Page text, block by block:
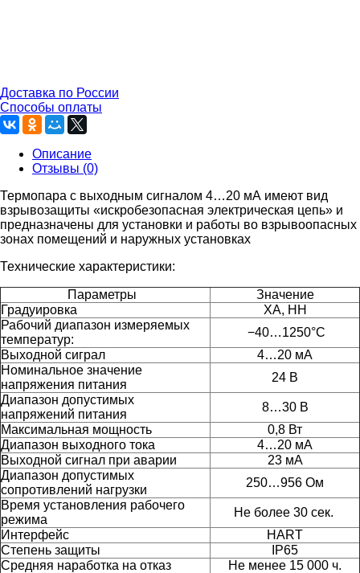
Доставка по России
Способы оплаты
Описание
Отзывы (0)
Термопара с выходным сигналом 4…20 мА имеют вид
взрывозащиты «искробезопасная электрическая цепь» и
предназначены для установки и работы во взрывоопасных
зонах помещений и наружных установках
Технические характеристики:
Параметры
Значение
Градуировка
ХА, НН
Рабочий диапазон измеряемых
температур:
−40…1250°C
Выходной сиграл
4…20 мА
Номинальное значение
напряжения питания
24 В
Диапазон допустимых
напряжений питания
8…30 В
Максимальная мощность
0,8 Вт
Диапазон выходного тока
4…20 мА
Выходной сигнал при аварии
23 мА
Диапазон допустимых
сопротивлений нагрузки
250…956 Ом
Время установления рабочего
режима
Не более 30 сек.
Интерфейс
HART
Степень защиты
IP65
Средняя наработка на отказ
Не менее 15 000 ч.